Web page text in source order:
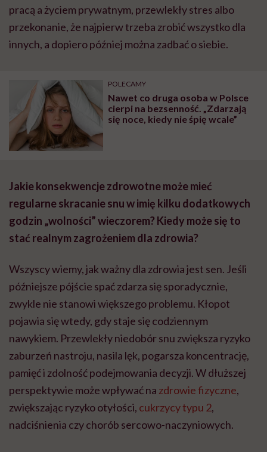
pracą a życiem prywatnym, przewlekły stres albo
przekonanie, że najpierw trzeba zrobić wszystko dla
innych, a dopiero później można zadbać o siebie.
POLECAMY
Nawet co druga osoba w Polsce
cierpi na bezsenność. „Zdarzają
się noce, kiedy nie śpię wcale”
Jakie konsekwencje zdrowotne może mieć
regularne skracanie snu w imię kilku dodatkowych
godzin „wolności” wieczorem? Kiedy może się to
stać realnym zagrożeniem dla zdrowia?
Wszyscy wiemy, jak ważny dla zdrowia jest sen. Jeśli
późniejsze pójście spać zdarza się sporadycznie,
zwykle nie stanowi większego problemu. Kłopot
pojawia się wtedy, gdy staje się codziennym
nawykiem. Przewlekły niedobór snu zwiększa ryzyko
zaburzeń nastroju, nasila lęk, pogarsza koncentrację,
pamięć i zdolność podejmowania decyzji. W dłuższej
perspektywie może wpływać na zdrowie fizyczne,
zwiększając ryzyko otyłości, cukrzycy typu 2,
nadciśnienia czy chorób sercowo-naczyniowych.